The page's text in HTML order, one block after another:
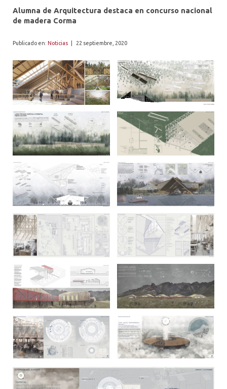
ALUMNI
PLATAFORMA VUT
Alumna de Arquitectura destaca en concurso nacional
de madera Corma
Publicado en: Noticias 22 septiembre, 2020